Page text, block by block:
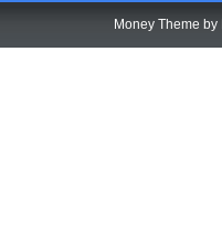
Money Theme by